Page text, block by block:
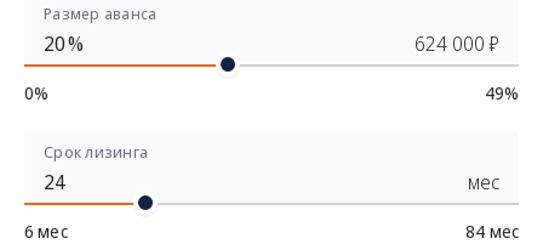
Размер аванса
% 624 000 ₽
0% 49%
Срок лизинга
мес
6 мес 84 мес